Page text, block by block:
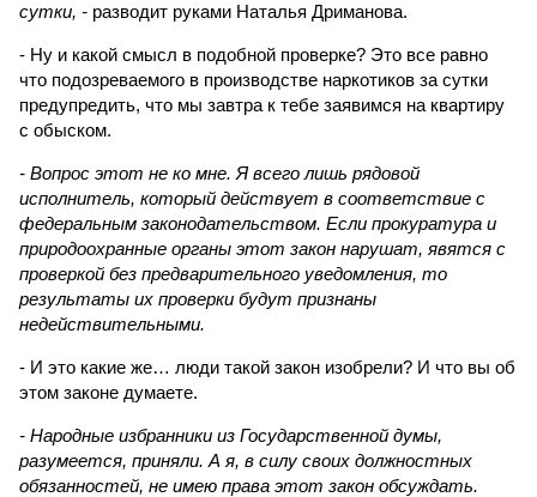
сутки, - разводит руками Наталья Дриманова.
- Ну и какой смысл в подобной проверке? Это все равно
что подозреваемого в производстве наркотиков за сутки
предупредить, что мы завтра к тебе заявимся на квартиру
с обыском.
- Вопрос этот не ко мне. Я всего лишь рядовой
исполнитель, который действует в соответствие с
федеральным законодательством. Если прокуратура и
природоохранные органы этот закон нарушат, явятся с
проверкой без предварительного уведомления, то
результаты их проверки будут признаны
недействительными.
- И это какие же… люди такой закон изобрели? И что вы об
этом законе думаете.
- Народные избранники из Государственной думы,
разумеется, приняли. А я, в силу своих должностных
обязанностей, не имею права этот закон обсуждать.